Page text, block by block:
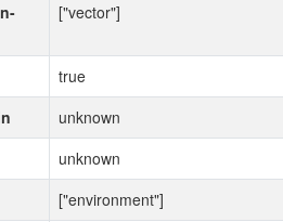
["vector"]
true
unknown
unknown
["environment"]